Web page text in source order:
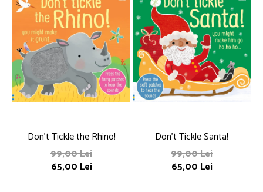
Don't Tickle the Rhino!
99,00 Lei
65,00 Lei
Don't Tickle Santa!
99,00 Lei
65,00 Lei